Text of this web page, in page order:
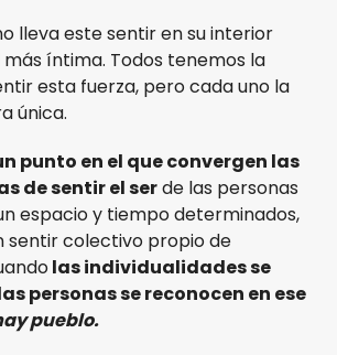
lleva este sentir en su interior
íntima. Todos tenemos la
esta fuerza, pero cada uno la
única.
punto en el que convergen las
de sentir el serde las personas
espacio y tiempo determinados,
sentir colectivo propio de
las individualidades se
personas se reconocen en ese
pueblo.